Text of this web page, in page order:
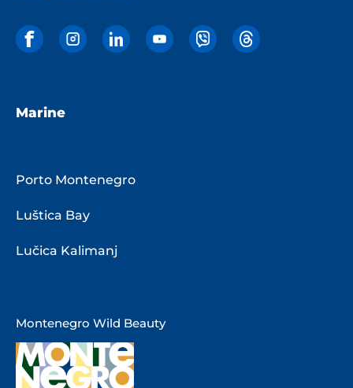
Marine
Porto Montenegro
Luštica Bay
Lučica Kalimanj
Montenegro Wild Beauty